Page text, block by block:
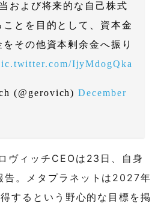
および将来的な自己株式
とを目的として、資本金
その他資本剰余金へ振り
IjyMdogQka
(@gerovich)December
ヴィッチCEOは23日、自身
告。メタプラネットは2027年
するという野心的な目標を掲